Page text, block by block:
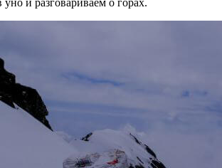
и разговариваем о горах.